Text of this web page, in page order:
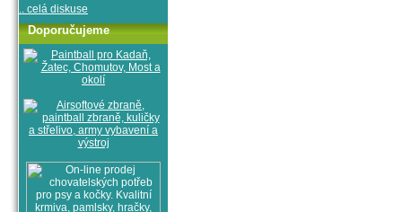
.. celá diskuse
Doporučujeme